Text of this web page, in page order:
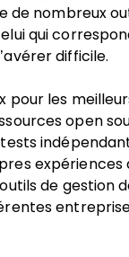
de nombreux
qui
difficile.
pour les
open
expériences
de gestion